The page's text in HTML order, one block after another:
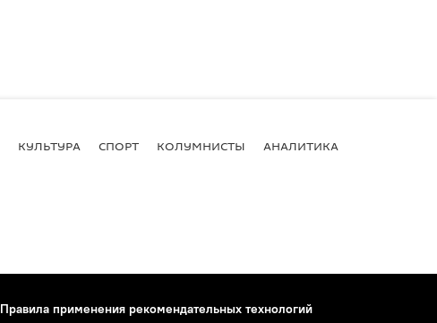
КУЛЬТУРА СПОРТ КОЛУМНИСТЫ АНАЛИТИКА
Правила применения рекомендательных технологий